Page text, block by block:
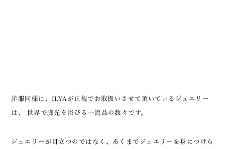
洋服同様に、ILYAが正規でお取扱いさせて頂いているジュエリー
は、 世界で脚光を浴びる一流品の数々です。
ジュエリーが目立つのではなく、あくまでジュエリーを身につけら